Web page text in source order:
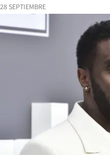
28 SEPTIEMBRE